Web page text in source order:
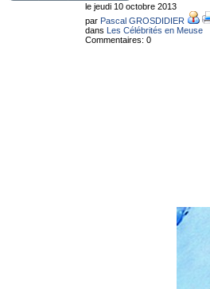
le jeudi 10 octobre 2013
par Pascal GROSDIDIER
dans Les Célébrités en Meuse
Commentaires: 0